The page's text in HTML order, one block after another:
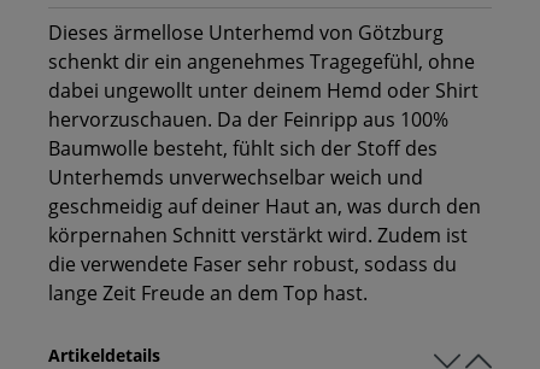
Dieses ärmellose Unterhemd von Götzburg
schenkt dir ein angenehmes Tragegefühl, ohne
dabei ungewollt unter deinem Hemd oder Shirt
hervorzuschauen. Da der Feinripp aus 100%
Baumwolle besteht, fühlt sich der Stoff des
Unterhemds unverwechselbar weich und
geschmeidig auf deiner Haut an, was durch den
körpernahen Schnitt verstärkt wird. Zudem ist
die verwendete Faser sehr robust, sodass du
lange Zeit Freude an dem Top hast.
Artikeldetails